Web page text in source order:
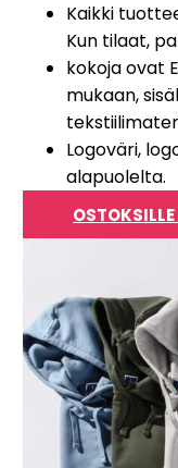
Kaikki
Kun tilaat,
kokoja ovat
mukaan,
Logoväri,
alapuolelta.
OSTOKSILLE